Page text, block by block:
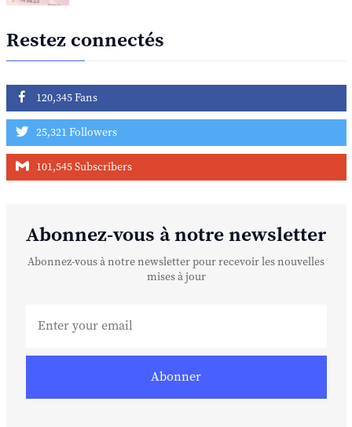
Restez connectés
120,345 Fans
25,321 Followers
101,545 Subscribers
Abonnez-vous à notre newsletter
Abonnez-vous à notre newsletter pour recevoir les nouvelles
mises à jour
Abonner